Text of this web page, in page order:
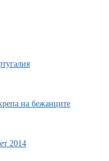
на бежанците
2014